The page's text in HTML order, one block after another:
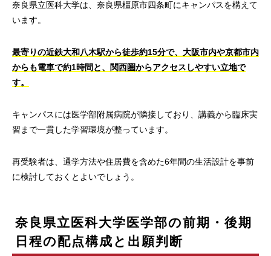
奈良県立医科大学は、奈良県橿原市四条町にキャンパスを構えて
います。
最寄りの近鉄大和八木駅から徒歩約15分で、大阪市内や京都市内
からも電車で約1時間と、関西圏からアクセスしやすい立地で
す。
キャンパスには医学部附属病院が隣接しており、講義から臨床実
習まで一貫した学習環境が整っています。
再受験者は、通学方法や住居費を含めた6年間の生活設計を事前
に検討しておくとよいでしょう。
奈良県立医科大学医学部の前期・後期
日程の配点構成と出願判断